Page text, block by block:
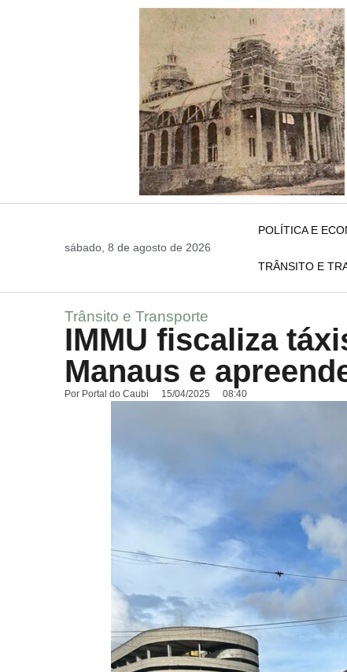
sábado, 8 de agosto de 2026
POLÍTICA E
TRÂNSITO E
Trânsito e Transporte
IMMU fiscaliza
Manaus e
Por Portal do Caubi 15/04/2025 08:40